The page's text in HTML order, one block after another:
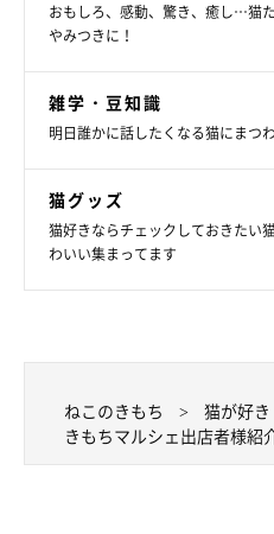
おもしろ、感動、驚き、癒し…猫
やみつきに！
雑学・豆知識
明日誰かに話したくなる猫にまつ
猫グッズ
猫好きならチェックしておきたい
わいい集まってます
ねこのきもち 猫が好き
きもちマルシェ出店者様紹